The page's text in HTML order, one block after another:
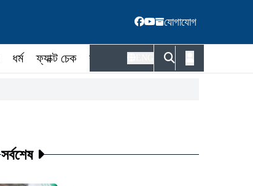
যোগাযোগ
ধর্ম ফ্যাক্ট চেক কর্মকর্তা
সর্বশেষ